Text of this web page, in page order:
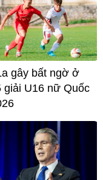
gây bất ngờ ở
giải U16 nữ Quốc